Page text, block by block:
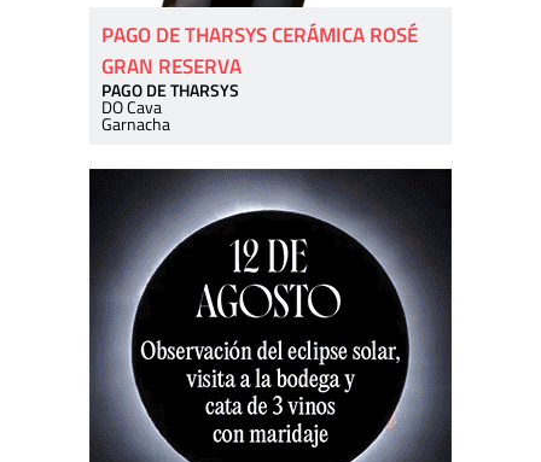
PAGO DE THARSYS CERÁMICA ROSÉ
GRAN RESERVA
PAGO DE THARSYS
DO Cava
Garnacha